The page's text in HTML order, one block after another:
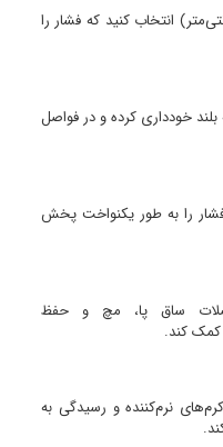
کوتاه‌تر (کمتر از ۵ سانتی‌متر) انتخاب کنید که فشار را
خودداری کرده و در فواصل
را به طور یکنواخت پخش
ساق پا، مچ و حفظ
کمک کند.
نرم‌کننده و رسیدگی به